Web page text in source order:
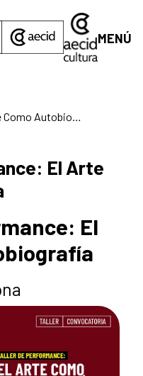
MENÚ
El Arte
El